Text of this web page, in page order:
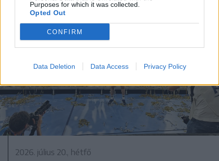
Purposes for which it was collected.
Opted Out
CONFIRM
Data Deletion Data Access Privacy Policy
2026. július 20., hétfő